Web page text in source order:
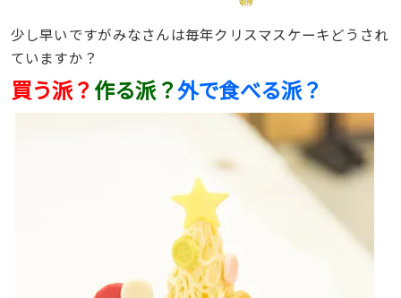
少し早いですがみなさんは毎年クリスマスケーキどうされ
ていますか？
買う派？作る派？外で食べる派？